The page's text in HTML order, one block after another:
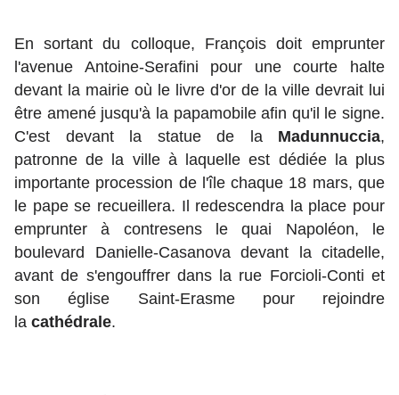
En sortant du colloque, François doit emprunter
l'avenue Antoine-Serafini pour une courte halte
devant la mairie où le livre d'or de la ville devrait lui
être amené jusqu'à la papamobile afin qu'il le signe.
C'est devant la statue de la Madunnuccia,
patronne de la ville à laquelle est dédiée la plus
importante procession de l'île chaque 18 mars, que
le pape se recueillera. Il redescendra la place pour
emprunter à contresens le quai Napoléon, le
boulevard Danielle-Casanova devant la citadelle,
avant de s'engouffrer dans la rue Forcioli-Conti et
son église Saint-Erasme pour rejoindre
la cathédrale.